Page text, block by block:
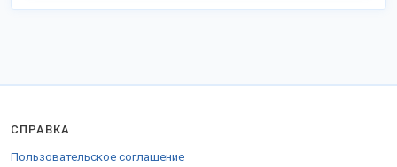
соответствующие документы.
Свяжитесь с нами настенде компании
СПРАВКА
Пользовательское соглашение